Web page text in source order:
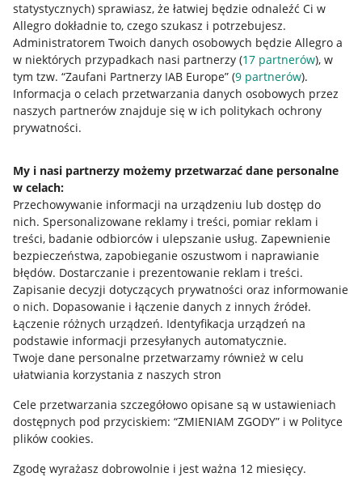
statystycznych) sprawiasz, że łatwiej będzie odnaleźć Ci w
Allegro dokładnie to, czego szukasz i potrzebujesz.
Administratorem Twoich danych osobowych będzie Allegro a
w niektórych przypadkach nasi partnerzy (17 partnerów), w
tym tzw. “Zaufani Partnerzy IAB Europe” (9 partnerów).
Informacja o celach przetwarzania danych osobowych przez
naszych partnerów znajduje się w ich politykach ochrony
prywatności.
My i nasi partnerzy możemy przetwarzać dane personalne
w celach:
Przechowywanie informacji na urządzeniu lub dostęp do
nich. Spersonalizowane reklamy i treści, pomiar reklam i
treści, badanie odbiorców i ulepszanie usług. Zapewnienie
bezpieczeństwa, zapobieganie oszustwom i naprawianie
błędów. Dostarczanie i prezentowanie reklam i treści.
Zapisanie decyzji dotyczących prywatności oraz informowanie
o nich. Dopasowanie i łączenie danych z innych źródeł.
Łączenie różnych urządzeń. Identyfikacja urządzeń na
podstawie informacji przesyłanych automatycznie.
Twoje dane personalne przetwarzamy również w celu
ułatwiania korzystania z naszych stron
Cele przetwarzania szczegółowo opisane są w ustawieniach
dostępnych pod przyciskiem: “ZMIENIAM ZGODY” i w Polityce
plików cookies.
Zgodę wyrażasz dobrowolnie i jest ważna 12 miesięcy.
Przydatne informacje
Jak to działa
Allegro Gadane dla sprzedających
Allegro Gadane dla kupujących
Mapa miejscowości
Informacje prawne
Regulamin
Polityka plików "cookies"
Ustawienia plików "cookies"
Udostępnianie lokalizacji
Informacje dla Aktu o Usługach Cyfrowych
Pobierz aplikację